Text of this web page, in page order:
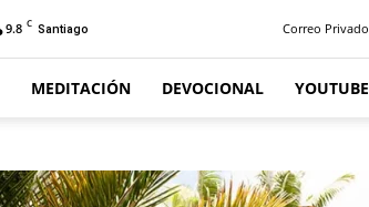
9.8 C Santiago Correo Privado
MEDITACIÓN DEVOCIONAL YOUTUBE